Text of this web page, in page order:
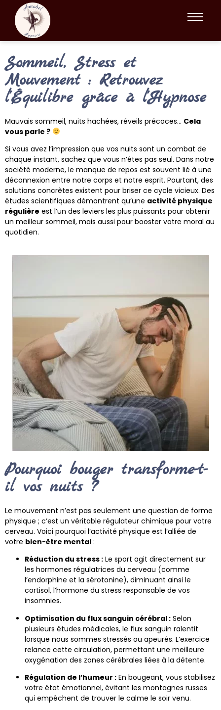
Sommeil, Stress et
Mouvement : Retrouvez
l'Équilibre grâce à l'Hypnose
Mauvais sommeil, nuits hachées, réveils précoces… Cela
vous parle ?
Si vous avez l’impression que vos nuits sont un combat de
chaque instant, sachez que vous n’êtes pas seul. Dans notre
société moderne, le manque de repos est souvent lié à une
déconnexion entre notre corps et notre esprit. Pourtant, des
solutions concrètes existent pour briser ce cycle vicieux. Des
études scientifiques démontrent qu’une activité physique
régulière est l’un des leviers les plus puissants pour obtenir
un meilleur sommeil, mais aussi pour booster votre moral au
quotidien.
Pourquoi bouger transforme-t-
il vos nuits ?
Le mouvement n’est pas seulement une question de forme
physique ; c’est un véritable régulateur chimique pour votre
cerveau. Voici pourquoi l’activité physique est l’alliée de
votre bien-être mental :
Réduction du stress : Le sport agit directement sur
les hormones régulatrices du cerveau (comme
l’endorphine et la sérotonine), diminuant ainsi le
cortisol, l’hormone du stress responsable de vos
insomnies.
Optimisation du flux sanguin cérébral : Selon
plusieurs études médicales, le flux sanguin ralentit
lorsque nous sommes stressés ou apeurés. L’exercice
relance cette circulation, permettant une meilleure
oxygénation des zones cérébrales liées à la détente.
Régulation de l’humeur : En bougeant, vous stabilisez
votre état émotionnel, évitant les montagnes russes
qui empêchent de trouver le calme le soir venu.